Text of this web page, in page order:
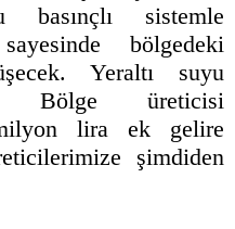
sistemle
bölgedeki
Yeraltı suyu
Bölge üreticisi
lira ek gelire
şimdiden